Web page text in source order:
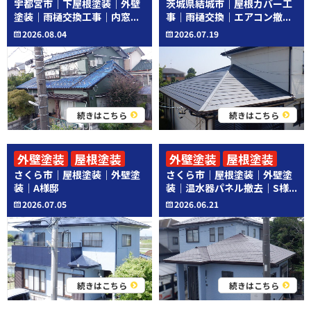
宇都宮市｜下屋根塗装｜外壁
塗装｜雨樋交換工事｜内窓...
2026.08.04
続きはこちら
その他工事
茨城県結城市｜屋根カバー工
事｜雨樋交換｜エアコン撤...
2026.07.19
続きはこちら
その他工事
さくら市｜屋根塗装｜外壁塗
装｜A様邸
2026.07.05
続きはこちら
外壁塗装 屋根塗装
さくら市｜屋根塗装｜外壁塗
装｜温水器パネル撤去｜S様...
2026.06.21
続きはこちら
外壁塗装
屋根塗装
その他工事